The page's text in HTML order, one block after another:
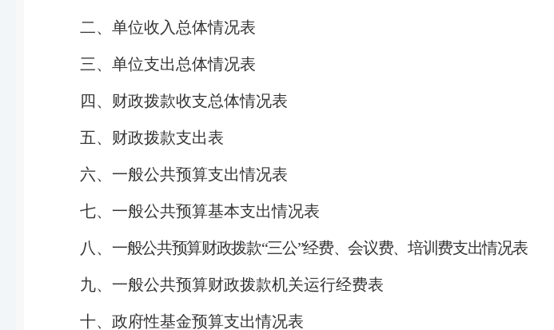
二、单位收入总体情况表
三、单位支出总体情况表
四、财政拨款收支总体情况表
五、财政拨款支出表
六、一般公共预算支出情况表
七、一般公共预算基本支出情况表
八、 一般公共预算财政拨款“三公”经费、会议费、培训费支出情况表
九、一般公共预算财政拨款机关运行经费表
十、政府性基金预算支出情况表